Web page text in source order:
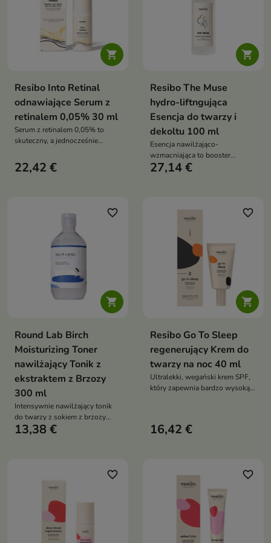

Resibo Into Retinal
odnawiające Serum z
retinalem 0,05% 30 ml
Serum z retinalem 0,05% to
skuteczny, a jednocześnie
przeciwstarzeniowy, który
wygładza, ujędrnia i odnawia
zmarszczki i wspiera regenerację
bez nadmiernego podrażnienia
22,42 €

Resibo The Muse
hydro-liftngująca
Esencja do twarzy i
dekoltu 100 ml
Esencja nawilżająco-
wzmacniająca to booster
codziennej pielęgnacji, który
Wzmacnia działanie serum i
kremów, zapewniając
natychmiastowe uczucie
komfortu i świeżości
27,14 €

favorite_border
Round Lab Birch
Moisturizing Toner
nawilżający Tonik z
ekstraktem z Brzozy
300 ml
Intensywnie nawilżający tonik
do twarzy z sokiem z brzozy
japońskiej, który tonizuje skórę,
13,38 €

favorite_border
Resibo Go To Sleep
regenerujący Krem do
twarzy na noc 40 ml
Ultralekki, wegański krem SPF,
który zapewnia bardzo wysoką
ani uczucia obciążenia
16,42 €
favorite_border favorite_border